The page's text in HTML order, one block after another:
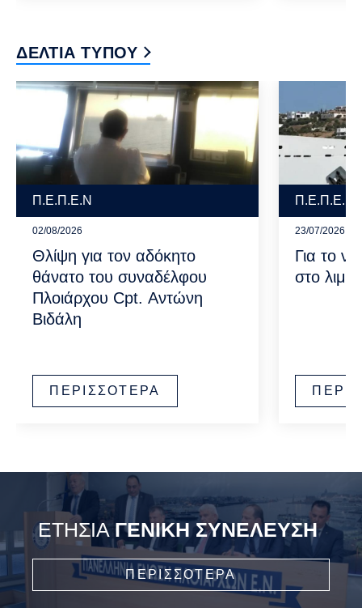
ΔΕΛΤΙΑ ΤΥΠΟΥ
Π.Ε.Π.Ε.Ν
02/08/2026
Θλίψη για τον αδόκητο
θάνατο του συναδέλφου
Πλοιάρχου Cpt. Αντώνη
Βιδάλη
ΠΕΡΙΣΣΟΤΕΡΑ
Π.Ε.Π.Ε.Ν
23/07/2026
Για το
στο
ΕΤΗΣΙΑΓΕΝΙΚΗ ΣΥΝΕΛΕΥΣΗ
ΠΕΡΙΣΣΟΤΕΡΑ